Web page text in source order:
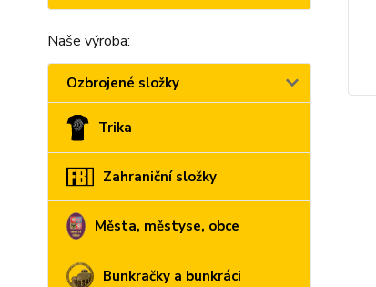
Naše výroba:
Ozbrojené složky
Trika
Zahraniční složky
Města, městyse, obce
Bunkračky a bunkráci